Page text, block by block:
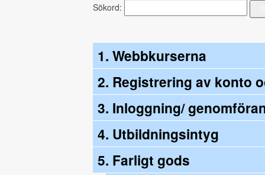
Sökord:
1. Webbkurserna
2. Registrering av konto
3. Inloggning/
4. Utbildningsintyg
5. Farligt gods